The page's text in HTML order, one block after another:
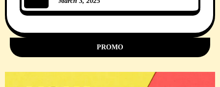
11 Comments
PROMO